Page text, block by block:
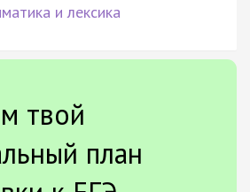
и лексика
твой
план